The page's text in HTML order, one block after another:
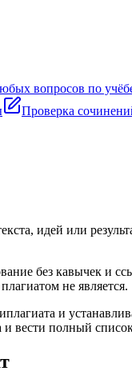
вопросов по
Проверка
идей или
без кавычек и
не является.
и
вести полный